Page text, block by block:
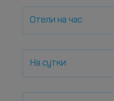
Отели на час
На сутки